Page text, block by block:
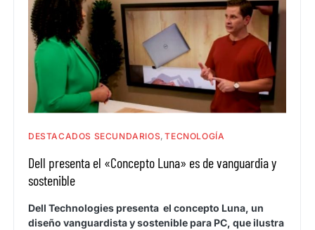
DESTACADOS SECUNDARIOS TECNOLOGÍA
Dell presenta el «Concepto Luna» es de vanguardia y
sostenible
Dell Technologies presenta el concepto Luna, un
diseño vanguardista y sostenible para PC, que ilustra